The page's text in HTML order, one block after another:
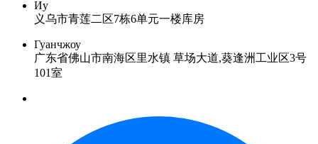
Иу
义乌市青莲二区7栋6单元一楼库房
Гуанчжоу
广东省佛山市南海区里水镇 草场大道,葵逢洲工业区3号
101室